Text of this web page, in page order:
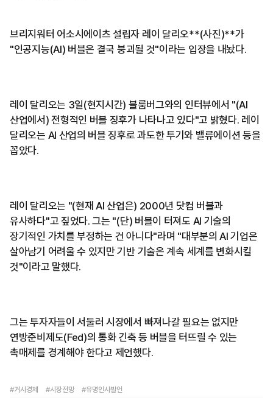
브리지워터 어소시에이츠 설립자 레이 달리오**(사진)**가
"인공지능(AI) 버블은 결국 붕괴될 것"이라는 입장을 내놨다.
레이 달리오는 3일(현지시간) 블룸버그와의 인터뷰에서 "(AI
산업에서) 전형적인 버블 징후가 나타나고 있다"고 밝혔다. 레이
달리오는 AI 산업의 버블 징후로 과도한 투기와 밸류에이션 등을
꼽았다.
레이 달리오는 "(현재 AI 산업은) 2000년 닷컴 버블과
유사하다"고 짚었다. 그는 "(단) 버블이 터져도 AI 기술의
장기적인 가치를 부정하는 건 아니다"라며 "대부분의 AI 기업은
살아남기 어려울 수 있지만 기반 기술은 계속 세계를 변화시킬
것"이라고 말했다.
그는 투자자들이 서둘러 시장에서 빠져나갈 필요는 없지만
연방준비제도(Fed)의 통화 긴축 등 버블을 터뜨릴 수 있는
촉매제를 경계해야 한다고 제언했다.
#거시경제 #시장전망 #유명인사발언